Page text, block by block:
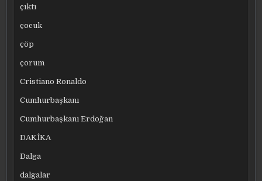
çıktı
çocuk
çöp
çorum
Cristiano Ronaldo
Cumhurbaşkanı
Cumhurbaşkanı Erdoğan
DAKİKA
Dalga
dalgalar